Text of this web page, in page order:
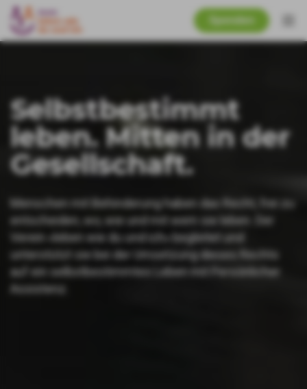
Spenden
Selbstbestimmt
leben. Mitten in der
Gesellschaft.
Menschen mit Behinderung haben das Recht, frei zu
entscheiden, wo, wie und mit wem sie leben. Der
Verein «leben wie du und ich» begleitet und
unterstützt sie bei der Umsetzung dieses Rechts
auf ein selbstbestimmtes Leben mit Persönlicher
Assistenz.